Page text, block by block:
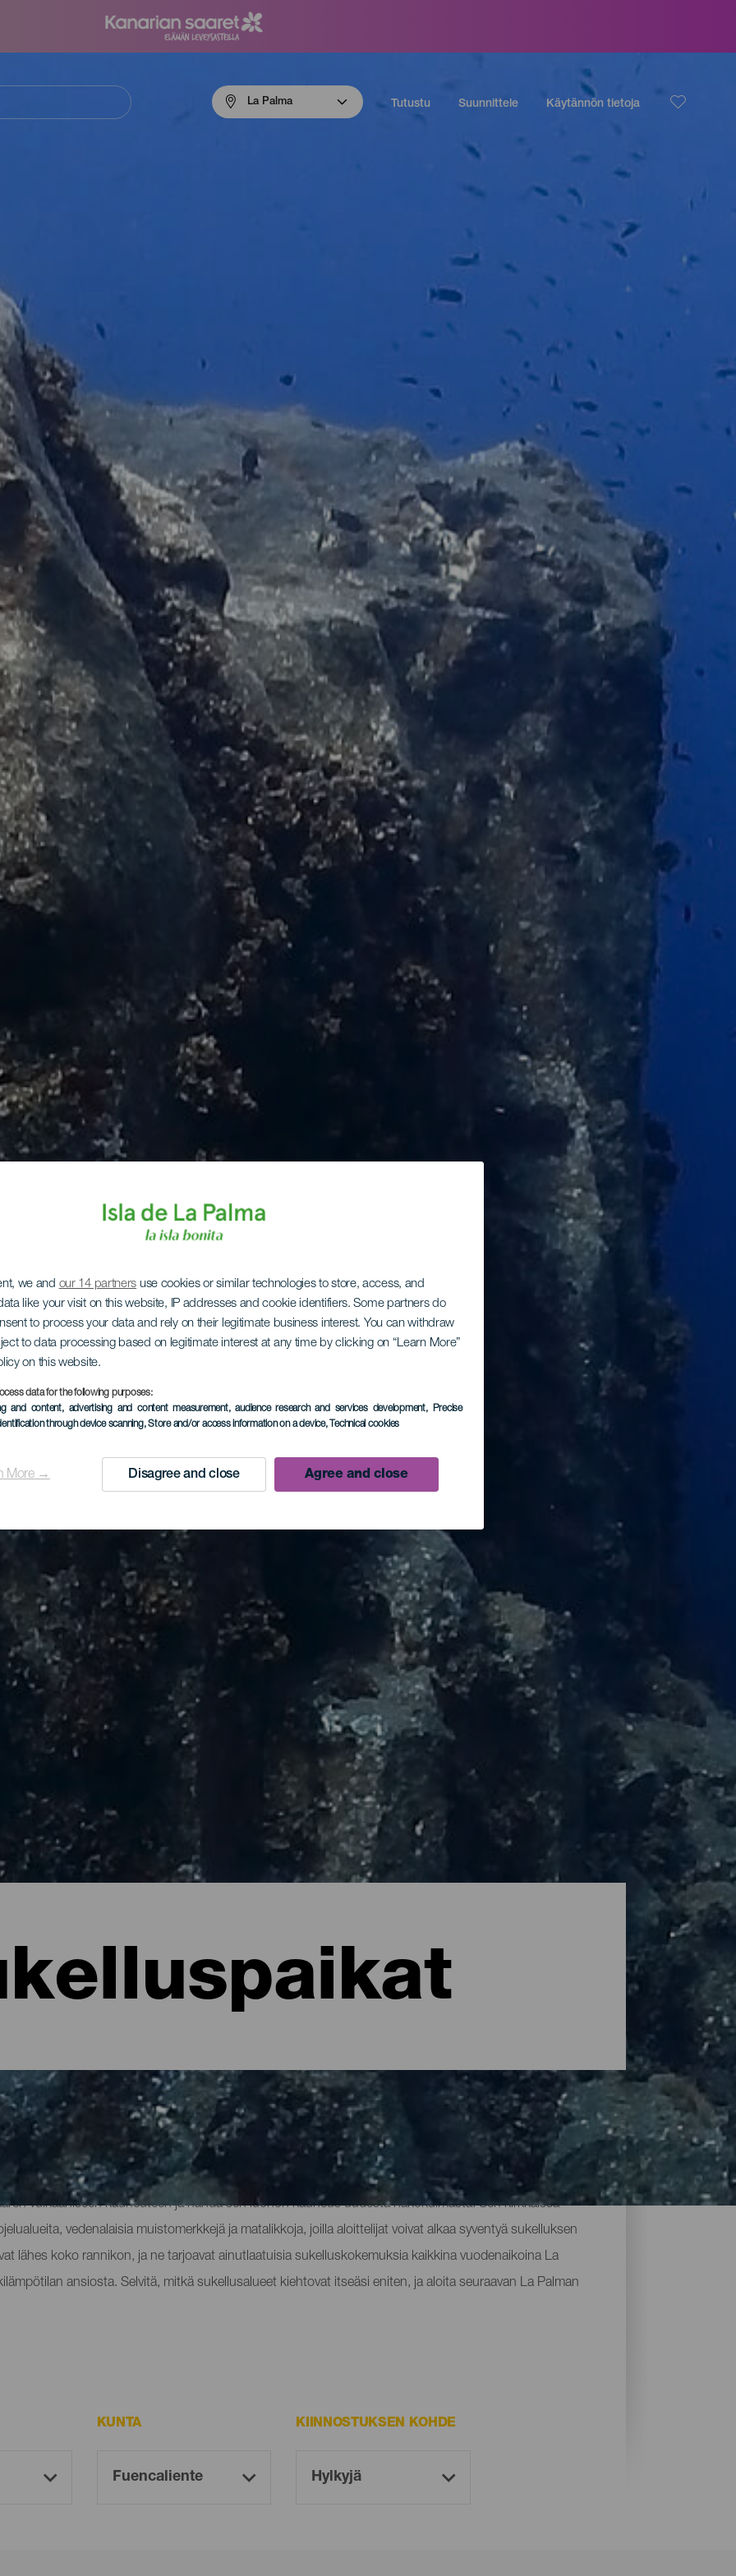
we and our 14 partners use cookies or similar technologies to store, access, and
like your visit on this website, IP addresses and cookie identifiers. Some partners do
to process your data and rely on their legitimate business interest. You can withdraw
to data processing based on legitimate interest at any time by clicking on “Learn More”
on this website.
data for the following purposes:
and content, advertising and content measurement, audience research and services development, Precise
through device scanning, Store and/or access information on a device, Technical cookies
More → Disagree and close Agree and close
La Palma Tutustu Suunnittele Käytännön tietoja
vulkaaniseen kauneuteen ja nähdä sen luonon kauneus uudesta näkökulmasta. Sen kirkkaissa
vedenalaisia muistomerkkejä ja matalikkoja, joilla aloittelijat voivat alkaa syventyä sukelluksen
lähes koko rannikon, ja ne tarjoavat ainutlaatuisia sukelluskokemuksia kaikkina vuodenaikoina La
ansiosta. Selvitä, mitkä sukellusalueet kiehtovat itseäsi eniten, ja aloita seuraavan La Palman
KUNTA KIINNOSTUKSEN KOHDE